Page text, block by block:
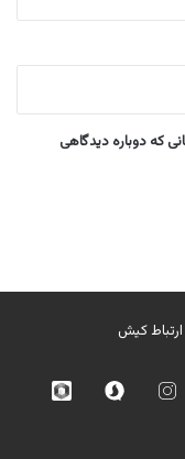
که دوباره دیدگاهی
ارتباط کیش
ایتا
اینستاگرامسروش